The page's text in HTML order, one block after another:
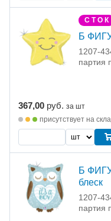
С Т О К
Б
1207-
партия
367,00 руб. за шт
присутствует на
Б
блеск
1207-
партия